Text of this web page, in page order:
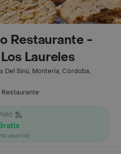
Restaurante -
Laureles
Del Sinú, Montería, Córdoba,
usuarios)